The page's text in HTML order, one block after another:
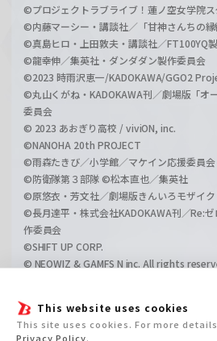
This website uses cookies
This site uses cookies. For more
Privacy Policy.
©プロジェクトラブライブ！蓮ノ空女学院
©内藤マーシー・講談社／「甘神さんちの
©真島ヒロ・上田敦夫・講談社／FT100YQ
©龍幸伸／集英社・ダンダダン製作委員会
©2023 時雨沢恵一/KADOKAWA/GGO2
©丸山くがね・KADOKAWA刊／劇場版「オ
委員会
© 2023 あおぎり高校 / viviON, inc.
©NANOHA 20th PROJECT
©雨森たきび／小学館／マケイン応援委員会
©防衛隊第３部隊 ©松本直也／集英社
©原悠衣・芳文社／劇場版きんいろモザイ
©長月達平・株式会社KADOKAWA刊／Re:
作委員会
©SHIFT UP CORP.
© NEOWIZ & GAMFS N inc. All rights
©GIRLS und PANZER Film Projekt
©GIRLS und PANZER Finale Projekt